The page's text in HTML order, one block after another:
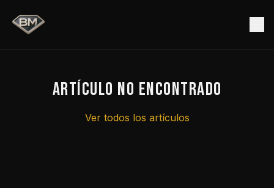
Artículo no encontrado
Ver todos los artículos